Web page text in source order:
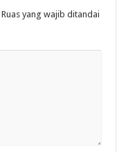
Ruas yang wajib ditandai